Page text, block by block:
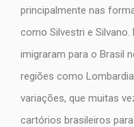
principalmente nas
como Silvestri e
imigraram para o Brasil
regiões como
variações, que muitas
cartórios brasileiros para